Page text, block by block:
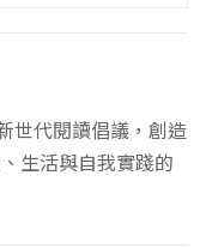
世代閱讀倡議，創造
生活與自我實踐的